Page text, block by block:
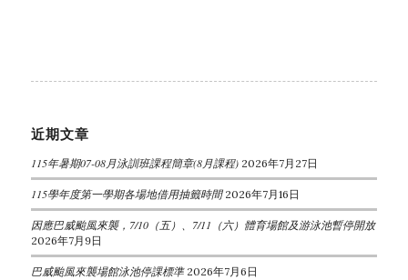
近期文章
115年暑期07-08月泳訓班課程簡章(8月課程) 2026年7月27日
115學年度第一學期各場地借用抽籤時間 2026年7月16日
因應巴威颱風來襲，7/10（五）、7/11（六）體育場館及游泳池暫停開放
2026年7月9日
巴威颱風來襲場館泳池停課標準 2026年7月6日